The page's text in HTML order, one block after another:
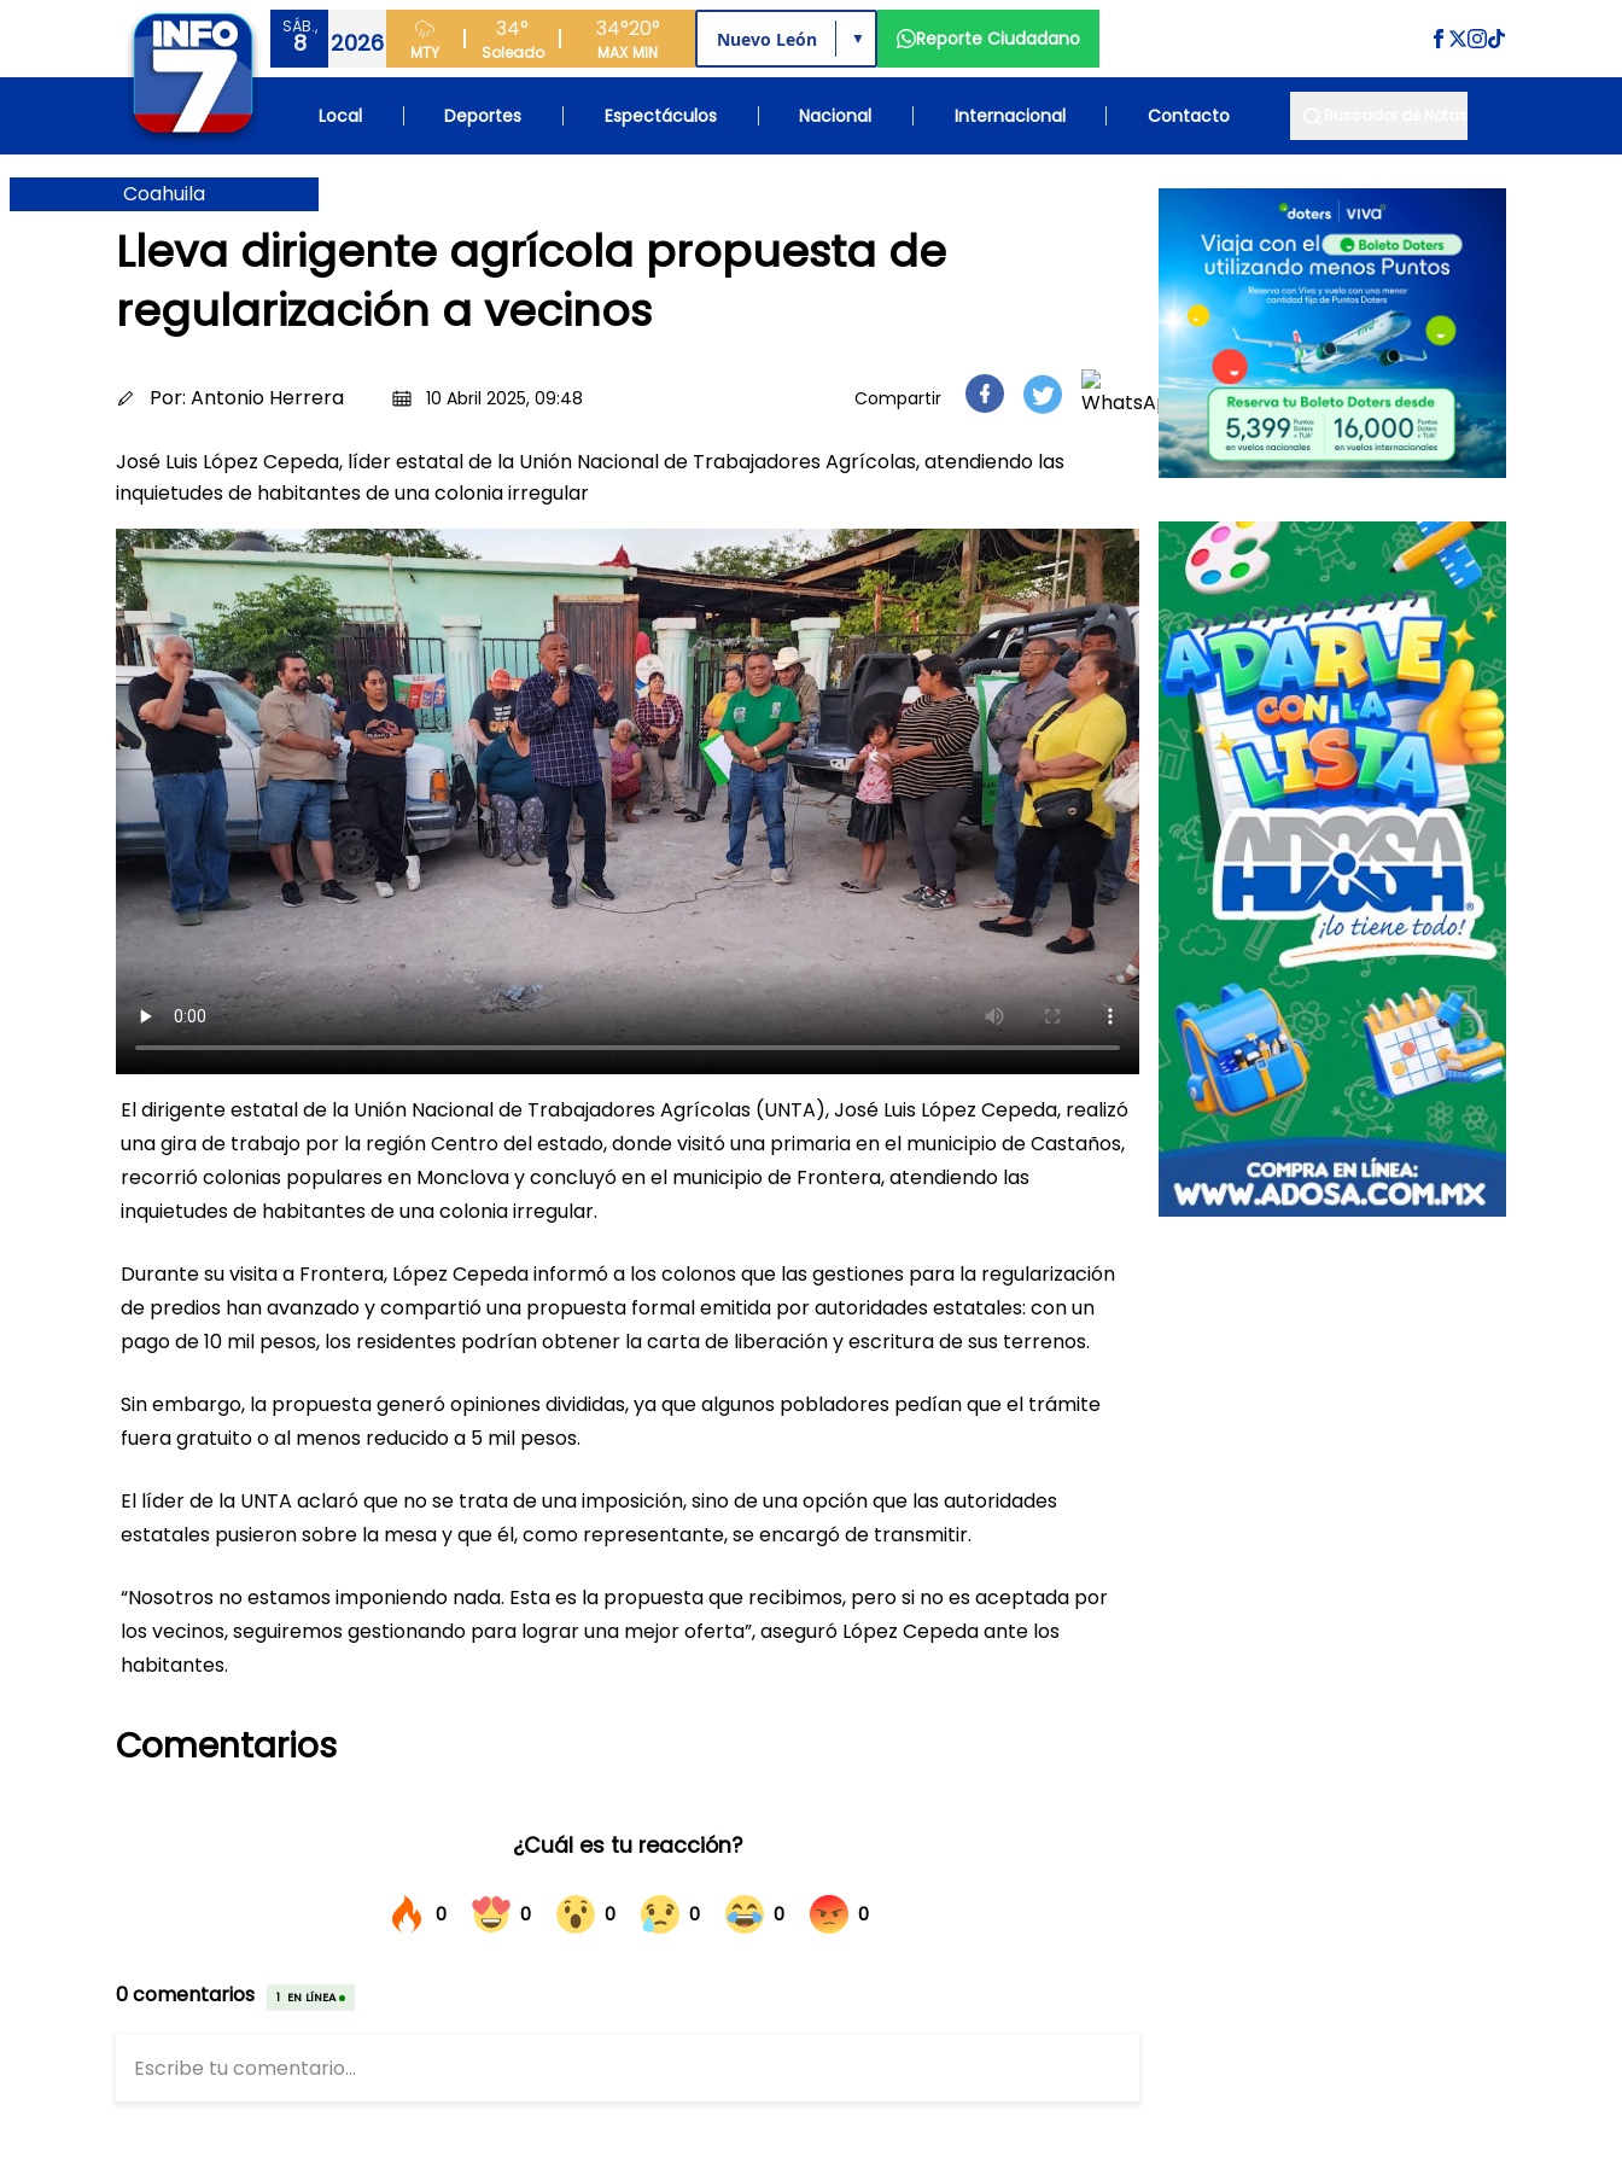
SÁB.,
8 2026 MTY
34°
Soleado
34°
MAX
20°
MIN
▼ Reporte Ciudadano
Local Deportes Espectáculos Nacional Internacional Contacto
Coahuila
Lleva dirigente agrícola propuesta de
regularización a vecinos
Por: Antonio Herrera 10 Abril 2025, 09:48 Compartir
José Luis López Cepeda, líder estatal de la Unión Nacional de Trabajadores Agrícolas, atendiendo las
inquietudes de habitantes de una colonia irregular
El dirigente estatal de la Unión Nacional de Trabajadores Agrícolas (UNTA), José Luis López Cepeda, realizó
una gira de trabajo por la región Centro del estado, donde visitó una primaria en el municipio de Castaños,
recorrió colonias populares en Monclova y concluyó en el municipio de Frontera, atendiendo las
inquietudes de habitantes de una colonia irregular.
Durante su visita a Frontera, López Cepeda informó a los colonos que las gestiones para la regularización
de predios han avanzado y compartió una propuesta formal emitida por autoridades estatales: con un
pago de 10 mil pesos, los residentes podrían obtener la carta de liberación y escritura de sus terrenos.
Sin embargo, la propuesta generó opiniones divididas, ya que algunos pobladores pedían que el trámite
fuera gratuito o al menos reducido a 5 mil pesos.
El líder de la UNTA aclaró que no se trata de una imposición, sino de una opción que las autoridades
estatales pusieron sobre la mesa y que él, como representante, se encargó de transmitir.
“Nosotros no estamos imponiendo nada. Esta es la propuesta que recibimos, pero si no es aceptada por
los vecinos, seguiremos gestionando para lograr una mejor oferta”, aseguró López Cepeda ante los
habitantes.
Comentarios